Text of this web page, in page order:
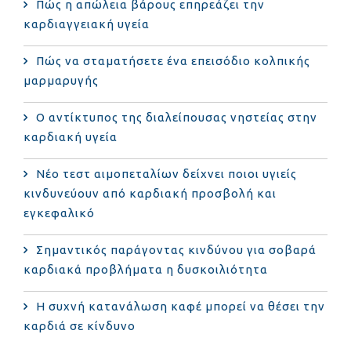
Πώς η απώλεια βάρους επηρεάζει την
καρδιαγγειακή υγεία
Πώς να σταματήσετε ένα επεισόδιο κολπικής
μαρμαρυγής
Ο αντίκτυπος της διαλείπουσας νηστείας στην
καρδιακή υγεία
Νέο τεστ αιμοπεταλίων δείχνει ποιοι υγιείς
κινδυνεύουν από καρδιακή προσβολή και
εγκεφαλικό
Σημαντικός παράγοντας κινδύνου για σοβαρά
καρδιακά προβλήματα η δυσκοιλιότητα
Η συχνή κατανάλωση καφέ μπορεί να θέσει την
καρδιά σε κίνδυνο